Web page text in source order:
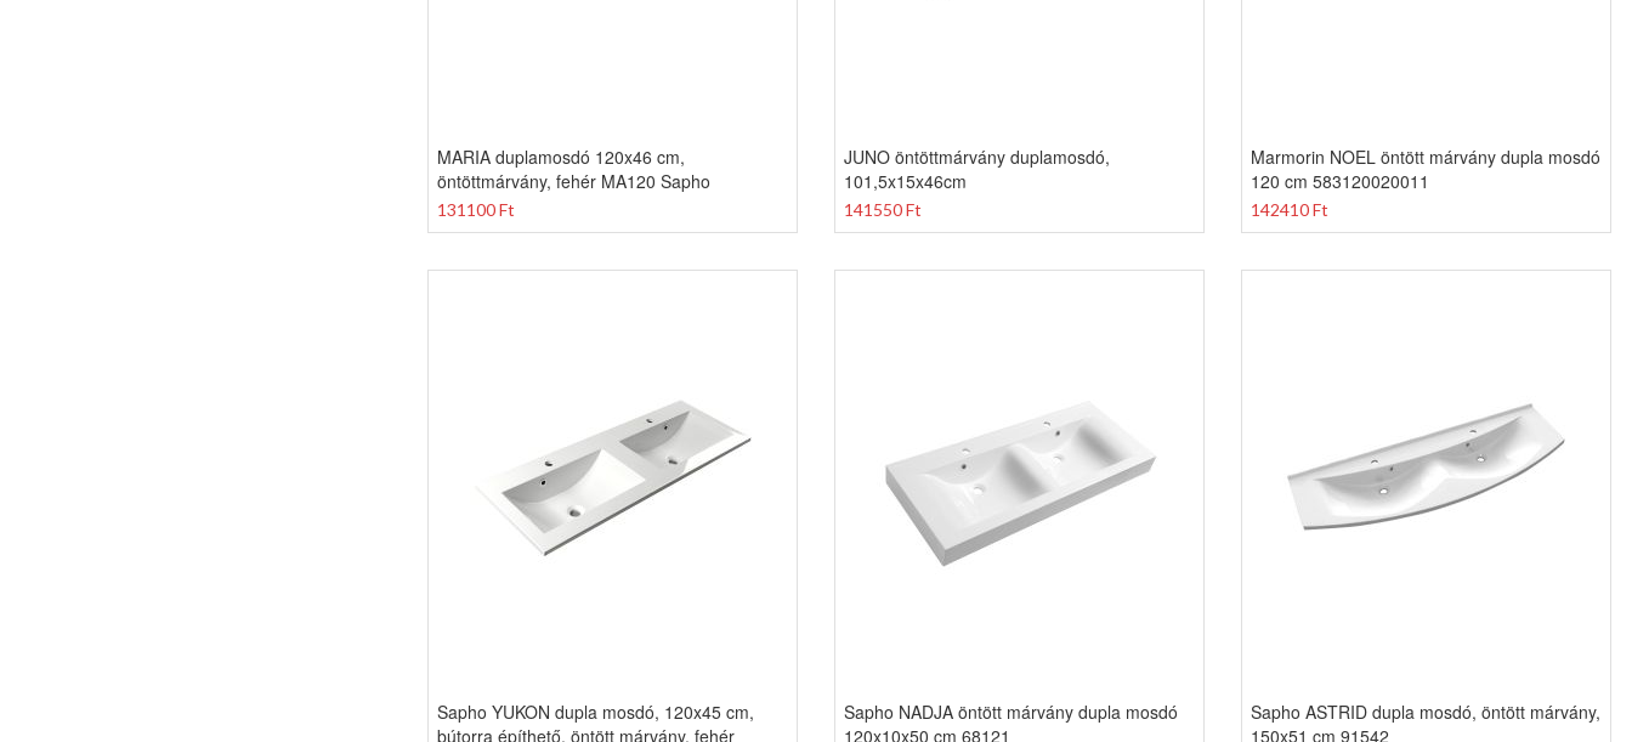
MARIA duplamosdó 120x46 cm,
öntöttmárvány, fehér MA120 Sapho
131100 Ft
JUNO öntöttmárvány duplamosdó,
101,5x15x46cm
141550 Ft
Marmorin NOEL öntött márvány dupla mosdó
120 cm 583120020011
142410 Ft
Sapho YUKON dupla mosdó, 120x45 cm,
bútorra építhető, öntött márvány, fehér
Sapho NADJA öntött márvány dupla mosdó
120x10x50 cm 68121
Sapho ASTRID dupla mosdó, öntött márvány,
150x51 cm 91542